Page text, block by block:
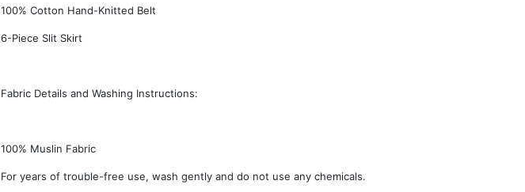
100% Cotton Hand-Knitted Belt
6-Piece Slit Skirt
Fabric Details and Washing Instructions:
100% Muslin Fabric
For years of trouble-free use, wash gently and do not use any chemicals.